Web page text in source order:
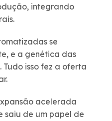
integrando
se
e a genética das
isso fez a oferta
acelerada
saiu de um papel de